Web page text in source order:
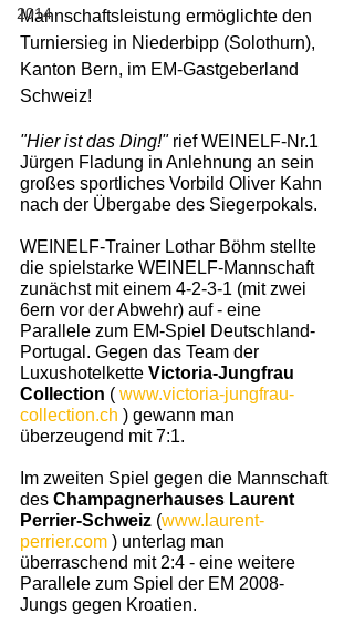
2014
Mannschaftsleistung ermöglichte den
Turniersieg in Niederbipp (Solothurn),
Kanton Bern, im EM-Gastgeberland
Schweiz!
"Hier ist das Ding!" rief WEINELF-Nr.1
Jürgen Fladung in Anlehnung an sein
großes sportliches Vorbild Oliver Kahn
nach der Übergabe des Siegerpokals.
WEINELF-Trainer Lothar Böhm stellte
die spielstarke WEINELF-Mannschaft
zunächst mit einem 4-2-3-1 (mit zwei
6ern vor der Abwehr) auf - eine
Parallele zum EM-Spiel Deutschland-
Portugal. Gegen das Team der
Luxushotelkette Victoria-Jungfrau
Collection ( www.victoria-jungfrau-
collection.ch ) gewann man
überzeugend mit 7:1.
Im zweiten Spiel gegen die Mannschaft
des Champagnerhauses Laurent
Perrier-Schweiz (www.laurent-
perrier.com ) unterlag man
überraschend mit 2:4 - eine weitere
Parallele zum Spiel der EM 2008-
Jungs gegen Kroatien.